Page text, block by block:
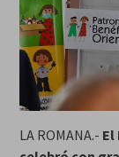
LA ROMANA.- El